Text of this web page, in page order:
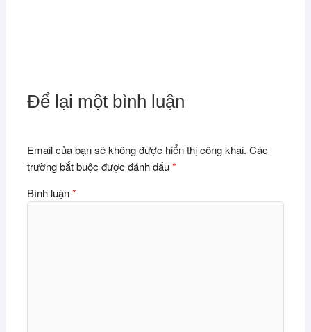
Để lại một bình luận
Email của bạn sẽ không được hiển thị công khai. Các
trường bắt buộc được đánh dấu*
Bình luận*